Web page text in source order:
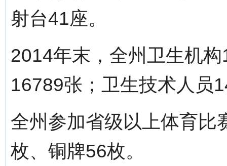
射台41座。
2014年末，全州卫生机
16789张；卫生技术人员
全州参加省级以上体育比
枚、铜牌56枚。